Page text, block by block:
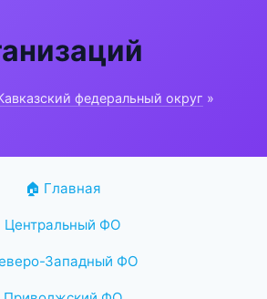
федеральный округ »
🏠 Главная
Центральный ФО
Западный ФО